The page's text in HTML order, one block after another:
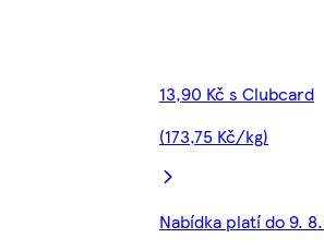
13,90 Kč s Clubcard
(173,75 Kč/kg)
Nabídka platí do 9.